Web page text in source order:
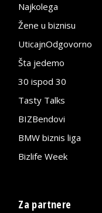
Najkolega
Žene u biznisu
UticajnOdgovorno
Šta jedemo
30 ispod 30
Tasty Talks
BIZBendovi
BMW biznis liga
Bizlife Week
Za partnere